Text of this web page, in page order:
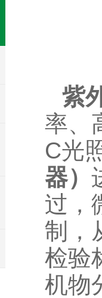
紫
率、
C光
器）
过，
制，
检验
机物